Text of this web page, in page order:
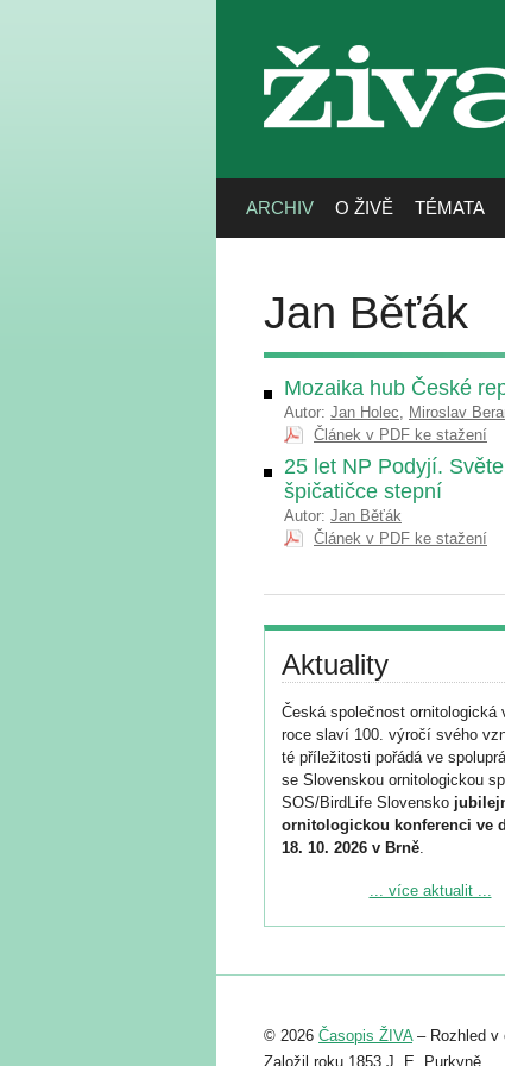
živa
ARCHIV O ŽIVĚ TÉMATA
Jan Běťák
Mozaika hub České
Autor: Jan Holec, Miroslav
Článek v PDF ke stažení
25 let NP Podyjí.
špičatičce stepní
Autor: Jan Běťák
Článek v PDF ke stažení
Aktuality
Česká společnost ornitologická
roce slaví 100. výročí svého
té příležitosti pořádá ve
se Slovenskou ornitologickou
SOS/BirdLife Slovensko
ornitologickou konferenci ve
18. 10. 2026 v Brně.
Podrobnější informace ke
Registrovat se můžete do 6.
abstraktu přihlášené přednášky
posteru je už 30. června.
... více aktualit ...
© 2026 Časopis ŽIVA– Rozhled v
Založil roku 1853 J. E. Purkyně.